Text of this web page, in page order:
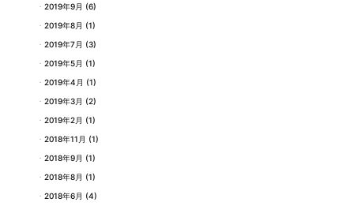
2019年9月 (6)
2019年8月 (1)
2019年7月 (3)
2019年5月 (1)
2019年4月 (1)
2019年3月 (2)
2019年2月 (1)
2018年11月 (1)
2018年9月 (1)
2018年8月 (1)
2018年6月 (4)